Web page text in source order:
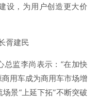
设，为用户创造更大价
胥建民
监李尚表示：“在加快
用车成为商用车市场增
景“上延下拓”不断突破